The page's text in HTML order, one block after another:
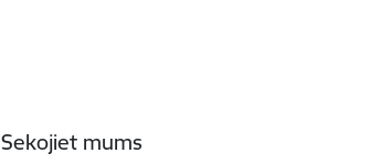
Sekojiet mums